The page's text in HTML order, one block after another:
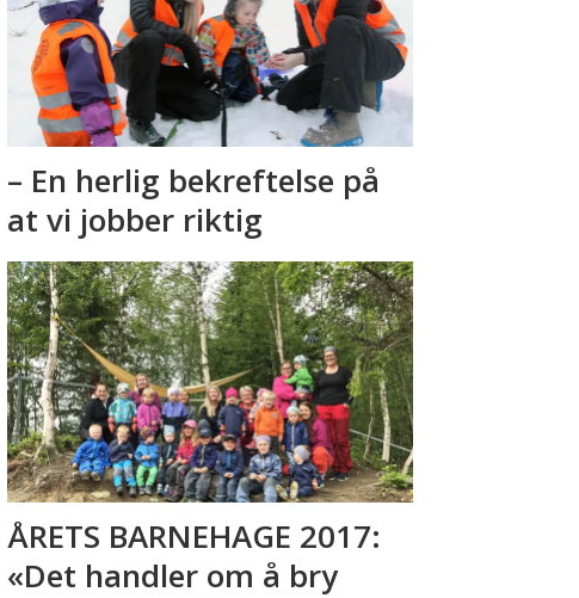
– En herlig bekreftelse på
at vi jobber riktig
ÅRETS BARNEHAGE 2017:
«Det handler om å bry